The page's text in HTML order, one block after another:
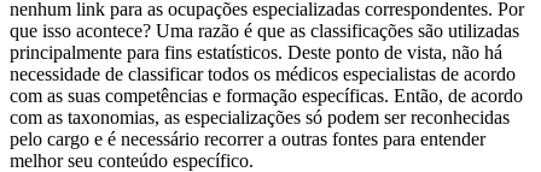
nenhum link para as ocupações especializadas correspondentes. Por
que isso acontece? Uma razão é que as classificações são utilizadas
principalmente para fins estatísticos. Deste ponto de vista, não há
necessidade de classificar todos os médicos especialistas de acordo
com as suas competências e formação específicas. Então, de acordo
com as taxonomias, as especializações só podem ser reconhecidas
pelo cargo e é necessário recorrer a outras fontes para entender
melhor seu conteúdo específico.